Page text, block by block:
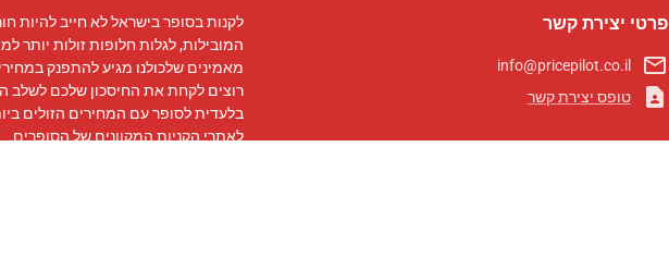
פרטי יצירת קשר
mail_outline
info@pricepilot.co.il
contact_page טופס יצירת קשר
לקנות בסופר בישראל לא חייב להיות
המובילות, לגלות חלופות זולות יותר
מאמינים שלכולנו מגיע להתפנק
רוצים לקחת את החיסכון שלכם לשלב
בלעדית לסופר עם המחירים הזולים
לאתרי הקניות המקוונים של הסופרים.